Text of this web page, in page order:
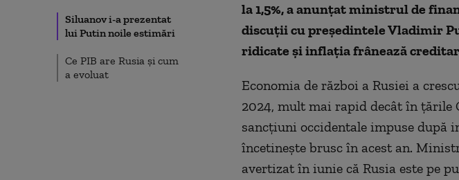
Siluanov i-a prezentat
lui Putin noile estimări
Ce PIB are Rusia și cum
a evoluat
la 1,5%, a anunțat ministrul de
discuții cu președintele Vladimir
ridicate și inflația frânează
Economia de război a Rusiei a
2024, mult mai rapid decât în ţările
sancţiuni occidentale impuse după
încetineşte brusc în acest an.
avertizat în iunie că Rusia este pe